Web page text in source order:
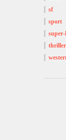
sf
sport
super-
thriller